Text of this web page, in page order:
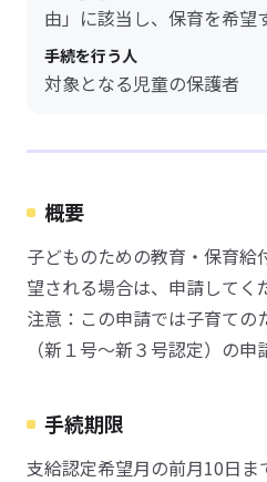
由」に該当し、保育を希望
手続を行う人
対象となる児童の保護者
概要
子どものための教育・保育給
望される場合は、申請してく
注意：この申請では子育ての
（新１号～新３号認定）の申
手続期限
支給認定希望月の前月10日ま